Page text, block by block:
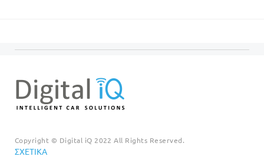
Copyright © Digital iQ 2022 All Rights Reserved.
ΣΧΕΤΙΚΆ